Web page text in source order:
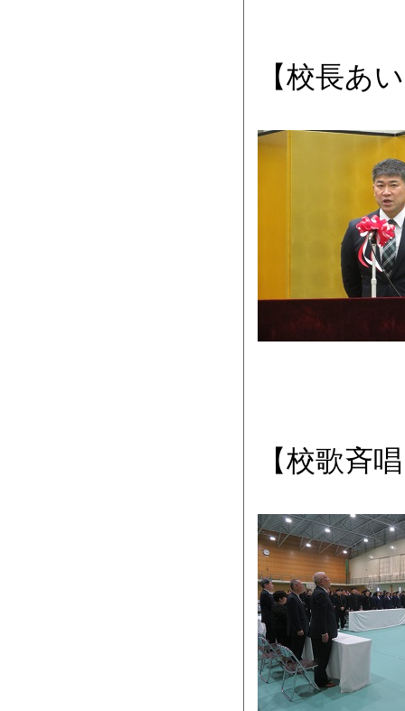
【校長あ
【校歌斉